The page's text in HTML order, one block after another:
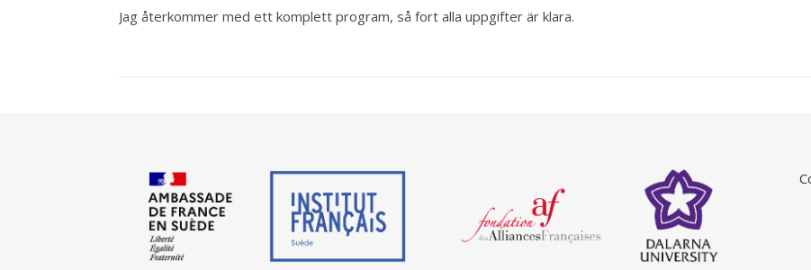
Jag återkommer med ett komplett program, så fort alla uppgifter är klara.